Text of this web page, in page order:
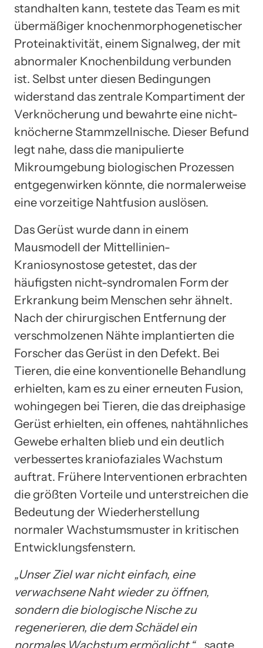
standhalten kann, testete das Team es mit
übermäßiger knochenmorphogenetischer
Proteinaktivität, einem Signalweg, der mit
abnormaler Knochenbildung verbunden
ist. Selbst unter diesen Bedingungen
widerstand das zentrale Kompartiment der
Verknöcherung und bewahrte eine nicht-
knöcherne Stammzellnische. Dieser Befund
legt nahe, dass die manipulierte
Mikroumgebung biologischen Prozessen
entgegenwirken könnte, die normalerweise
eine vorzeitige Nahtfusion auslösen.
Das Gerüst wurde dann in einem
Mausmodell der Mittellinien-
Kraniosynostose getestet, das der
häufigsten nicht-syndromalen Form der
Erkrankung beim Menschen sehr ähnelt.
Nach der chirurgischen Entfernung der
verschmolzenen Nähte implantierten die
Forscher das Gerüst in den Defekt. Bei
Tieren, die eine konventionelle Behandlung
erhielten, kam es zu einer erneuten Fusion,
wohingegen bei Tieren, die das dreiphasige
Gerüst erhielten, ein offenes, nahtähnliches
Gewebe erhalten blieb und ein deutlich
verbessertes kraniofaziales Wachstum
auftrat. Frühere Interventionen erbrachten
die größten Vorteile und unterstreichen die
Bedeutung der Wiederherstellung
normaler Wachstumsmuster in kritischen
Entwicklungsfenstern.
„Unser Ziel war nicht einfach, eine
verwachsene Naht wieder zu öffnen,
sondern die biologische Nische zu
regenerieren, die dem Schädel ein
normales Wachstum ermöglicht.“„, sagte